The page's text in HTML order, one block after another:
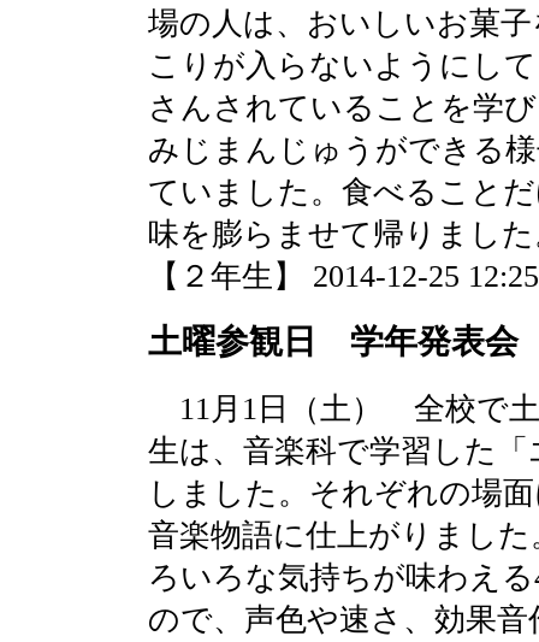
場の人は、おいしいお菓
こりが入らないようにし
さんされていることを学
みじまんじゅうができる
ていました。食べること
味を膨らませて帰りまし
【２年生】 2014-12-25
土曜参観日 学年発表会
11月1日（土） 全校で
生は、音楽科で学習した
しました。それぞれの場
音楽物語に仕上がりまし
ろいろな気持ちが味わえ
ので、声色や速さ、効果